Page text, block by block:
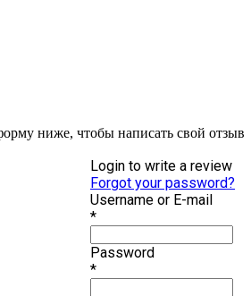
ниже, чтобы написать свой отзыв
Login to write a review
Forgot your password?
Username or E-mail
*
Password
*